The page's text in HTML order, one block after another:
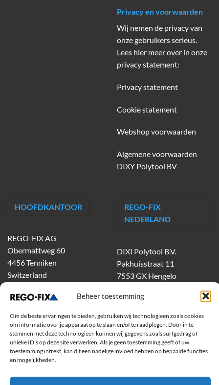
Beheer toestemming
Om de beste ervaringen te bieden, gebruiken wij technologieën zoals cookies
om informatie over je apparaat op te slaan en/of te raadplegen. Door in te
stemmen met deze technologieën kunnen wij gegevens zoals surfgedrag of
unieke ID's op deze site verwerken. Als je geen toestemming geeft of uw
toestemming intrekt, kan dit een nadelige invloed hebben op bepaalde functies
en mogelijkheden.
Privacy en voorwaarden
Wij nemen de privacy van
onze gebruikers serieus.
Lees hier meer over in onze
privacy statement:
Privacy statement
Cookie statement
Webshop voorwaarden
Algemene voorwaarden
DIXY Polytool BV
HOOFDKANTOOR
REGO-FIX AG
Obermattweg 60
4456 Tenniken
Switzerland
REGO-FIX
NEDERLAND
DIXI Polytool B.V.
Pakhuisstraat 11
7553 GX Hengelo
dixiholland@dixi.com
www.dixipolytool.com
Volg ons op Youtube
Volg ons op Linkedin